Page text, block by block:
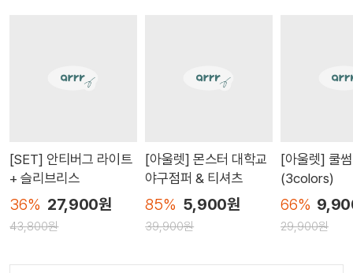
[SET] 안티버그 라이트
+ 슬리브리스
36% 27,900원
43,800원
[아울렛] 몬스터 대학교
야구점퍼 & 티셔츠
85% 5,900원
39,900원
[아울렛] 쿨
(3colors)
66%
29,900원